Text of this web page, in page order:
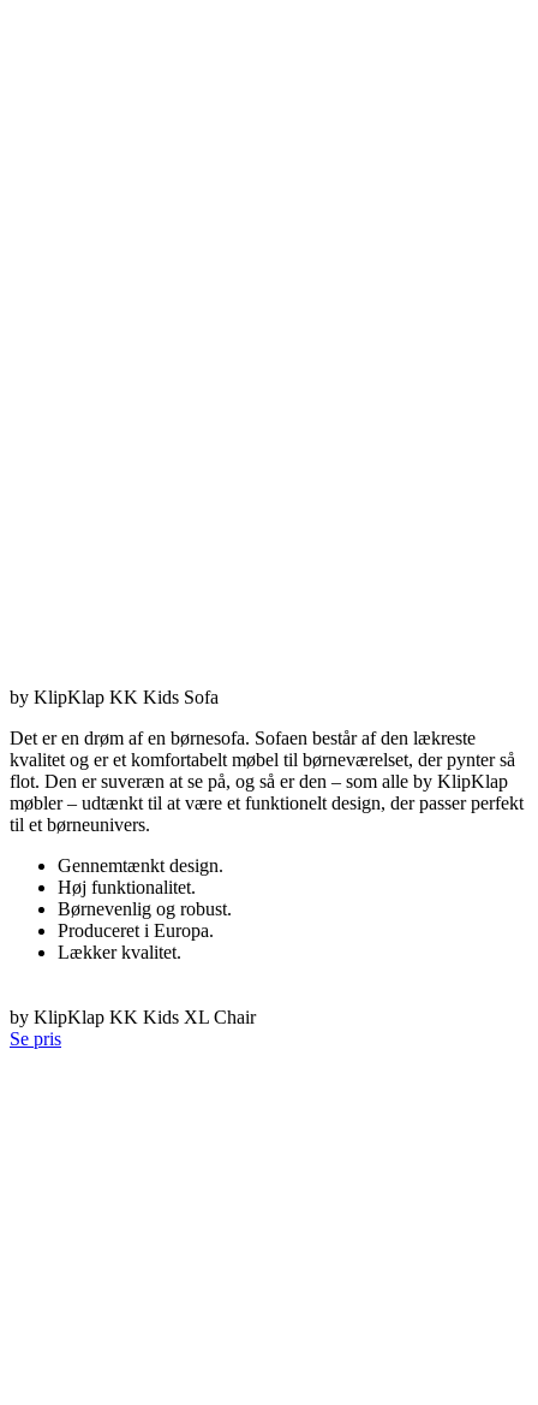
by KlipKlap KK Kids Sofa
Det er en drøm af en børnesofa. Sofaen består af den lækreste
kvalitet og er et komfortabelt møbel til børneværelset, der pynter så
flot. Den er suveræn at se på, og så er den – som alle by KlipKlap
møbler – udtænkt til at være et funktionelt design, der passer perfekt
til et børneunivers.
Gennemtænkt design.
Høj funktionalitet.
Børnevenlig og robust.
Produceret i Europa.
Lækker kvalitet.
by KlipKlap KK Kids XL Chair
Se pris